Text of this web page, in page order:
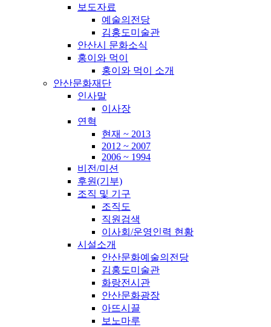
보도자료
예술의전당
김홍도미술관
안산시 문화소식
홍이와 먹이
홍이와 먹이 소개
안산문화재단
인사말
이사장
연혁
현재 ~ 2013
2012 ~ 2007
2006 ~ 1994
비전/미션
후원(기부)
조직 및 기구
조직도
직원검색
이사회/운영인력 현황
시설소개
안산문화예술의전당
김홍도미술관
화랑전시관
안산문화광장
아뜨시끌
보노마루